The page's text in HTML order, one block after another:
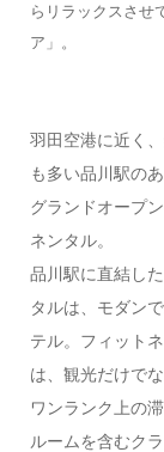
らリラックスさせ
ア」。
羽田空港に近く
も多い品川駅の
グランドオープ
ネンタル。
品川駅に直結し
タルは、モダン
テル。フィット
は、観光だけで
ワンランク上の
ルームを含むク